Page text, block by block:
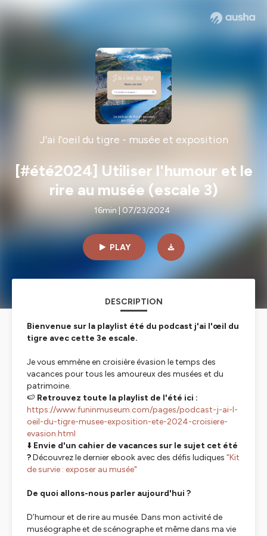
J'ai l'oeil du tigre - musée et exposition
[#été2024] Utiliser l'humour et le
rire au musée (escale 3)
16min | 07/23/2024
PLAY
DESCRIPTION
Bienvenue sur la playlist été du podcast j'ai l'œil du
tigre avec cette 3e escale.
Je vous emmène en croisière évasion le temps des
vacances pour tous les amoureux des musées et du
patrimoine.
🍉 Retrouvez toute la playlist de l'été ici :
https://www.funinmuseum.com/pages/podcast-j-ai-l-
oeil-du-tigre-musee-exposition-ete-2024-croisiere-
evasion.html
⬇️ Envie d'un cahier de vacances sur le sujet cet été
?Découvrez le dernier ebook avec des défis ludiques "Kit
de survie : exposer au musée"
De quoi allons-nous parler aujourd'hui ?
D’humour et de rire au musée. Dans mon activité de
muséographe et de scénographe et même dans ma vie